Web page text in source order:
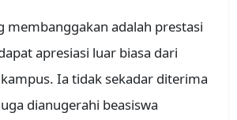
membanggakan adalah prestasi
apresiasi luar biasa dari
Ia tidak sekadar diterima
dianugerahi beasiswa